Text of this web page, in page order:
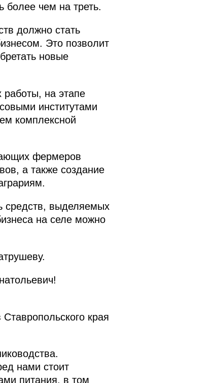
более чем на треть.
должно стать
Это позволит
новые
на этапе
институтами
комплексной
фермеров
а также создание
средств, выделяемых
на селе можно
края
нами стоит
питания, в том